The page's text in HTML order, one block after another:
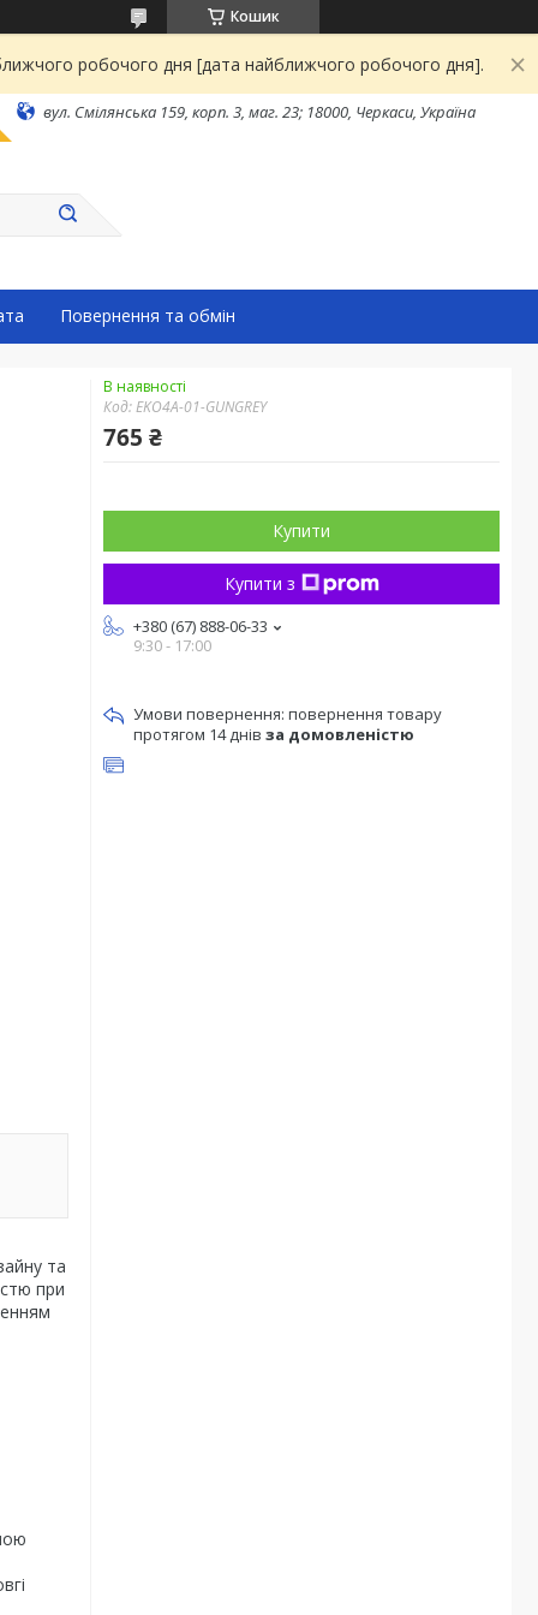
Кошик
робочого дня [дата найближчого робочого дня].
вул. Смілянська 159, корп. 3, маг. 23; 18000, Черкаси, Україна
Повернення та обмін
та
при
В наявності
Код:EKO4A-01-GUNGREY
765 ₴
Купити
Купити з
+380 (67) 888-06-33
9:30 - 17:00
повернення товару
протягом 14 днів за домовленістю